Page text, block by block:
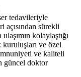
tedavileriyle
açısından sürekli
kolaylaştığı
kuruluşları ve özel
ve kaliteli
güncel doktor